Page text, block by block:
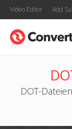
Video Editor Add
DOT-